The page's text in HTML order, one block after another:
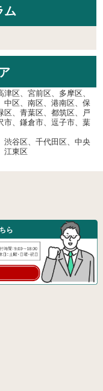
ム
区、宮前区、多摩区、
中区、南区、港南区、保
区、青葉区、都筑区、戸
市、鎌倉市、逗子市、葉
渋谷区、千代田区、中央
江東区